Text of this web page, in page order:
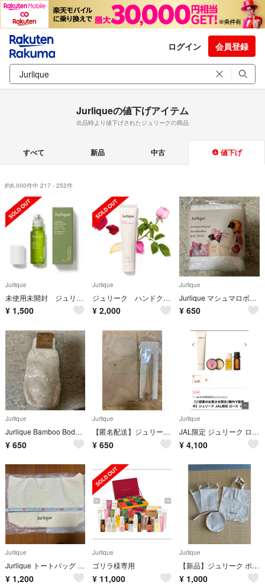
ログイン 会員登録
Jurliqueの値下げアイテム
出品時より値下げされたジュリークの商品
すべて 新品 中古 値下げ
約6,000件中 217 - 252件
Jurlique
未使用未開封 ジュリーク ハーバルアイオイル
¥ 1,500
Jurlique
ジュリーク ハンドクリーム ローズ 新品未使用
¥ 2,000
Jurlique
Jurlique マシュマロボディタオル 23cm x 100cm
¥ 650
Jurlique
Jurlique Bamboo Body Mitten
¥ 650
Jurlique
【匿名配送】ジュリーク バンブーカトラリーセット
¥ 650
Jurlique
JAL限定 ジュリーク ローズトータルケアキット
¥ 4,100
Jurlique
Jurlique トートバッグ クリーム色
¥ 1,200
Jurlique
ゴリラ様専用
¥ 11,000
Jurlique
【新品】ジュリーク ポーチ＆バッグ、AQUA ・AQUA巾着計4点！
¥ 1,000